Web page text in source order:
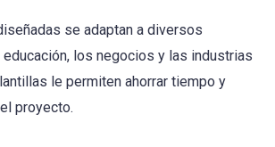
se adaptan a diversos
los negocios y las industrias
le permiten ahorrar tiempo y
proyecto.